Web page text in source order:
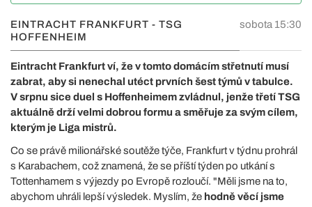
EINTRACHT FRANKFURT - TSG
HOFFENHEIM
sobota 15:30
Eintracht Frankfurt ví, že v tomto domácím střetnutí musí
zabrat, aby si nenechal utéct prvních šest týmů v tabulce.
V srpnu sice duel s Hoffenheimem zvládnul, jenže třetí TSG
aktuálně drží velmi dobrou formu a směřuje za svým cílem,
kterým je Liga mistrů.
Co se právě milionářské soutěže týče, Frankfurt v týdnu prohrál
s Karabachem, což znamená, že se příští týden po utkání s
Tottenhamem s výjezdy po Evropě rozloučí. "Měli jsme na to,
abychom uhráli lepší výsledek. Myslím, že hodně věcí jsme